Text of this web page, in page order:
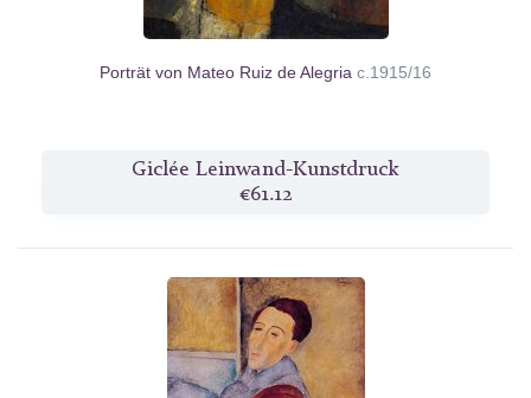
Porträt von Mateo Ruiz de Alegria c.1915/16
Giclée Leinwand-Kunstdruck
€61.12